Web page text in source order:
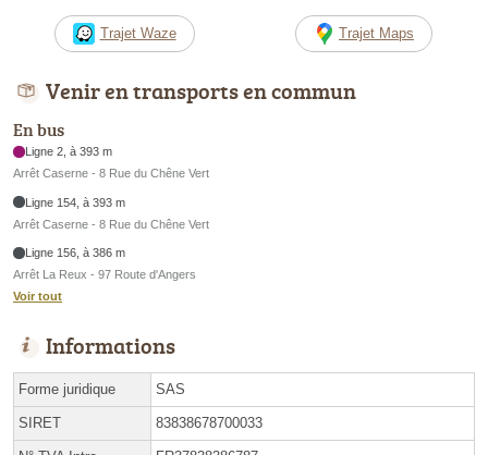
Trajet Waze Trajet Maps
Venir en transports en commun
En bus
Ligne 2, à 393 m
Arrêt Caserne - 8 Rue du Chêne Vert
Ligne 154, à 393 m
Arrêt Caserne - 8 Rue du Chêne Vert
Ligne 156, à 386 m
Arrêt La Reux - 97 Route d'Angers
Voir tout
Informations
Forme juridique SAS
SIRET 83838678700033